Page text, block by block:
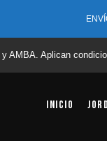
AMBA. Aplican
Inicio